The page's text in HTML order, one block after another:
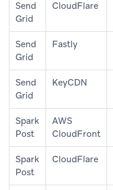
Send
Grid
CloudFlare
Send
Grid
Fastly
Send
Grid
KeyCDN
Spark
Post
AWS
CloudFront
Spark
Post
CloudFlare